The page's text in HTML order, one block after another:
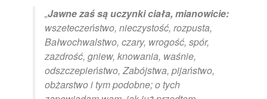
„Jawne zaś są uczynki ciała, mianowicie:
wszeteczeństwo, nieczystość, rozpusta,
Bałwochwalstwo, czary, wrogość, spór,
zazdrość, gniew, knowania, waśnie,
odszczepieństwo, Zabójstwa, pijaństwo,
obżarstwo i tym podobne; o tych